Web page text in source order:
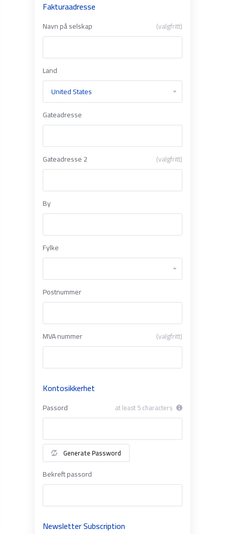
Fakturaadresse
Navn på selskap (valgfritt)
Land
Gateadresse
Gateadresse 2 (valgfritt)
By
Fylke
Postnummer
MVA nummer (valgfritt)
Kontosikkerhet
Passord at least 5 characters
Generate Password
Bekreft passord
Newsletter Subscription